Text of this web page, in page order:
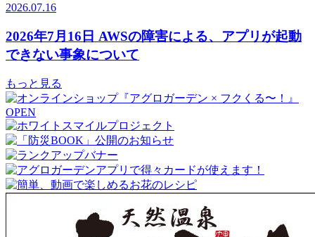
2026.07.16
2026年7月16日 AWSの障害による、アプリが起動
できない事象について
もっと見る